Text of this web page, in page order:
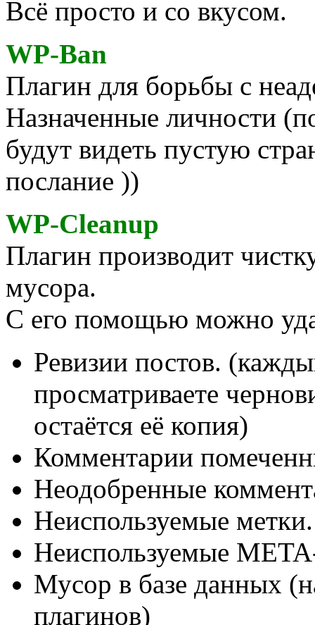
Всё просто и со вкусом.
WP-Ban
Плагин для борьбы с
Назначенные личности
будут видеть пустую
послание ))
WP-Cleanup
Плагин производит
мусора.
С его помощью можно
Ревизии постов.
просматриваете
остаётся её копия)
Комментарии
Неодобренные
Неиспользуемые метки.
Неиспользуемые
Мусор в базе данных
плагинов)